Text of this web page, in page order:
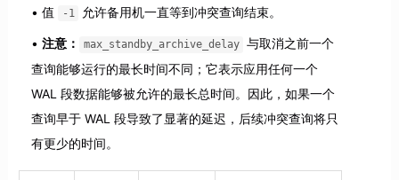
值 -1 允许备用机一直等到冲突查询结束。
注意： max_standby_archive_delay
与取消之前一个
查询能够运行的最长时间不同；它表示应用任何一个
WAL 段数据能够被允许的最长总时间。因此，如果一个
查询早于 WAL 段导致了显著的延迟，后续冲突查询将只
有更少的时间。